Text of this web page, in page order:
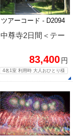
ツアーコード - D2094
尊寺2日間＜テー
83,400 円
4名1室 利用時 大人おひとり様